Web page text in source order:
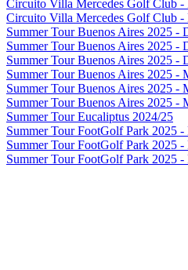
Circuito Villa Mercedes Golf Club -
Circuito Villa Mercedes Golf Club -
Summer Tour Buenos Aires 2025 -
Summer Tour Buenos Aires 2025 -
Summer Tour Buenos Aires 2025 -
Summer Tour Buenos Aires 2025 -
Summer Tour Buenos Aires 2025 -
Summer Tour Buenos Aires 2025 -
Summer Tour Eucaliptus 2024/25
Summer Tour FootGolf Park 2025 -
Summer Tour FootGolf Park 2025 -
Summer Tour FootGolf Park 2025 -